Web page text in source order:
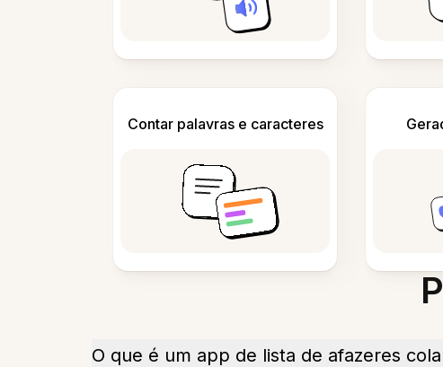
Contar palavras e caracteres
O que é um app de lista de afazeres